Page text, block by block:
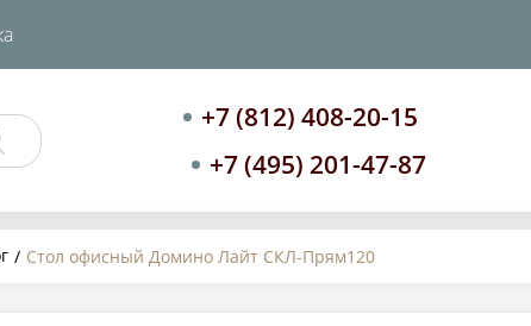
+7 (812) 408-20-15
+7 (495) 201-47-87
Стол офисный Домино Лайт СКЛ-Прям120